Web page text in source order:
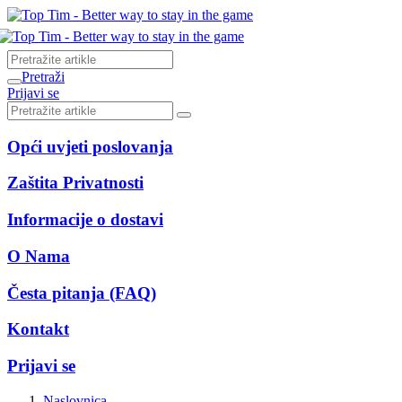
Pretraži
Prijavi se
Opći uvjeti poslovanja
Zaštita Privatnosti
Informacije o dostavi
O Nama
Česta pitanja (FAQ)
Kontakt
Prijavi se